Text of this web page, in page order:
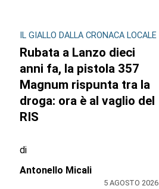
IL GIALLO DALLA CRONACA LOCALE
Rubata a Lanzo dieci
anni fa, la pistola 357
Magnum rispunta tra la
droga: ora è al vaglio del
RIS
di
Antonello Micali
5 AGOSTO 2026